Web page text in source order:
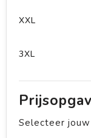
XXL
3XL
Selecteer